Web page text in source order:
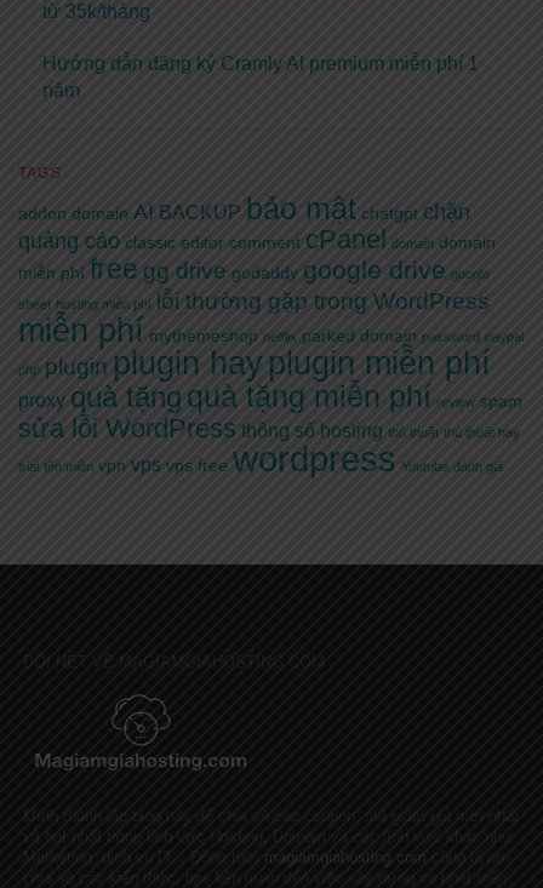
từ 35k/tháng
Hướng dẫn đăng ký Cramly AI premium miễn phí 1
năm
TAGS
addon domain AI BACKUP bảo mật chatgpt chặn
quảng cáo classic editor comment cPanel domain domain
miễn phí free gg drive godaddy google drive google
sheet hosting miễn phí lỗi thường gặp trong WordPress
miễn phí mythemeshop netflix parked domain password paypal
php plugin plugin hayplugin miễn phí
proxy quà tặng quà tặng miễn phí review spam
sửa lỗi WordPress thông số hosting thủ thuật thủ thuật hay
trial tên miền vpn vps vps free wordpress Youtube đánh giá
ĐÔI NÉT VỀ MAGIAMGIAHOSTING.COM
Mình thành lập blog này để chia sẻ các coupon, mã giảm giá mới nhất
và hot nhất trong lĩnh vực Hosting, Domain và các lĩnh vực khác như
Marketing, dịch vụ IT... Đồng thời
magiamgiahosting.com cũng là nơi
chia sẻ các kiến thức, tips liên quan đến việc xây dựng và phát triển